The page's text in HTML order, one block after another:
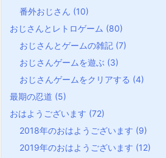
番外おじさん (10)
おじさんとレトロゲーム (80)
おじさんとゲームの雑記 (7)
おじさんゲームを遊ぶ (3)
おじさんゲームをクリアする (4)
最期の忍道 (5)
おはようございます (72)
2018年のおはようございます (9)
2019年のおはようございます (12)